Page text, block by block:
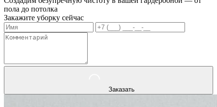
пола до потолка
Закажите уборку сейчас
Заказать